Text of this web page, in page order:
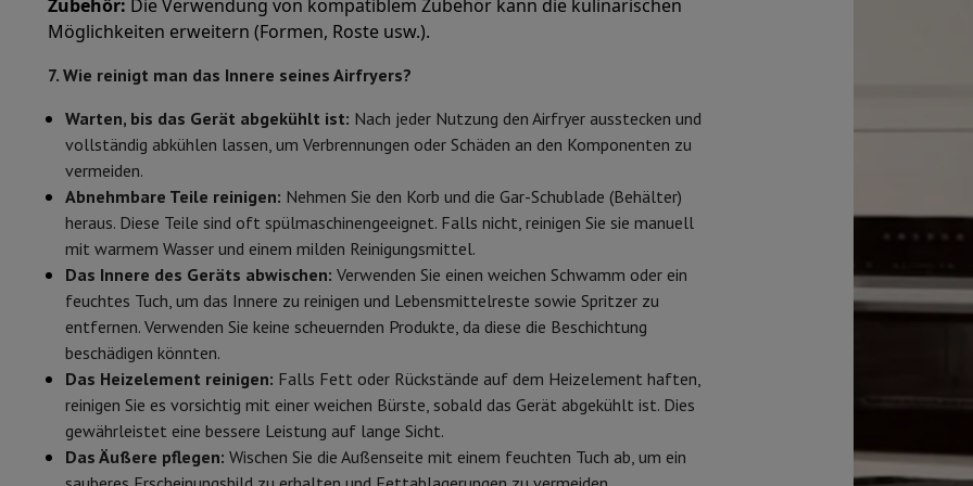
Zubehör Speicherkarte Kabel Zubehör Action Cam Stative & Dreibeinstative
Schutz- & Transporttaschen
Für Kameras
Sport, Gaming & Haustechnik
Verbundene UhrenSmartwatchApple WatchSamsung Galaxy WatchGarminActivity Tracker
Elektrische MobilitätGesamte ElektromobilitätE Scooter und ElektrorollerE-Bike
Smart ToysVirtual-Reality-Kopfhörer
Gaming Konsole SpielkonsolenRefurbished KonsolenController SpieleGaming-Stühle
Sport ZubehörSport Kopfhörer
Batterien & ElektrizitätAkkusLadegerät für AkkusSteckdosen
Infos & Beratung
Warum HiFi wählen
Kostenlose Lieferung10 VerkaufsstellenZufrieden oder Geld zurückSicher bezahlen
Unsere Dienstleistungen
KundenserviceReparieren Sie Ihr GerätÜberprüfen Sie Ihre Lieferzeit
Häufig gestellte FragenKann ich mit der HIFI International Mastercard auf Kredit kaufen? Wann wird meine Bestellung
Zubehör: Die Verwendung von kompatiblem Zubehör kann die kulinarischen
Möglichkeiten erweitern (Formen, Roste usw.).
7. Wie reinigt man das Innere seines Airfryers?
Warten, bis das Gerät abgekühlt ist: Nach jeder Nutzung den Airfryer ausstecken und
vollständig abkühlen lassen, um Verbrennungen oder Schäden an den Komponenten zu
vermeiden.
Abnehmbare Teile reinigen: Nehmen Sie den Korb und die Gar-Schublade (Behälter)
heraus. Diese Teile sind oft spülmaschinengeeignet. Falls nicht, reinigen Sie sie manuell
mit warmem Wasser und einem milden Reinigungsmittel.
Das Innere des Geräts abwischen: Verwenden Sie einen weichen Schwamm oder ein
feuchtes Tuch, um das Innere zu reinigen und Lebensmittelreste sowie Spritzer zu
entfernen. Verwenden Sie keine scheuernden Produkte, da diese die Beschichtung
beschädigen könnten.
Das Heizelement reinigen: Falls Fett oder Rückstände auf dem Heizelement haften,
reinigen Sie es vorsichtig mit einer weichen Bürste, sobald das Gerät abgekühlt ist. Dies
gewährleistet eine bessere Leistung auf lange Sicht.
Das Äußere pflegen: Wischen Sie die Außenseite mit einem feuchten Tuch ab, um ein